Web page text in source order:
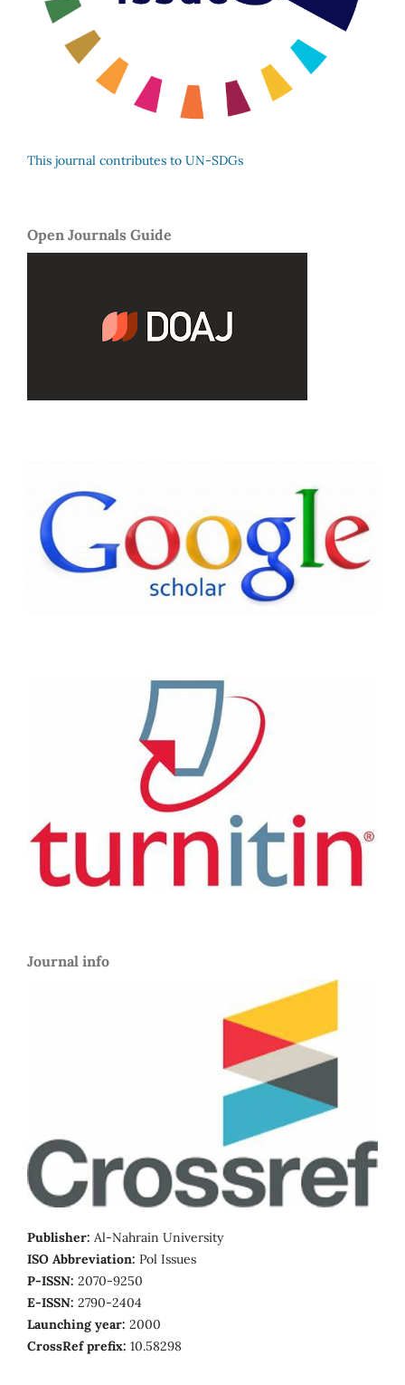
This journal contributes to UN-SDGs
Open Journals Guide
Journal info
Publisher: Al-Nahrain University
ISO Abbreviation: Pol Issues
P-ISSN: 2070-9250
E-ISSN: 2790-2404
Launching year: 2000
CrossRef prefix: 10.58298